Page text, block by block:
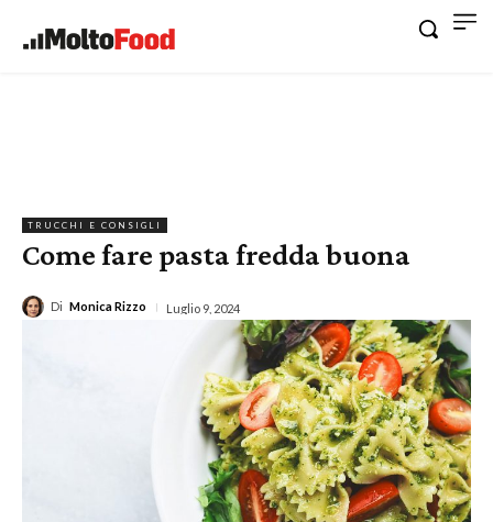
TRUCCHI E CONSIGLI
Come fare pasta fredda buona
Di Monica Rizzo Luglio 9, 2024